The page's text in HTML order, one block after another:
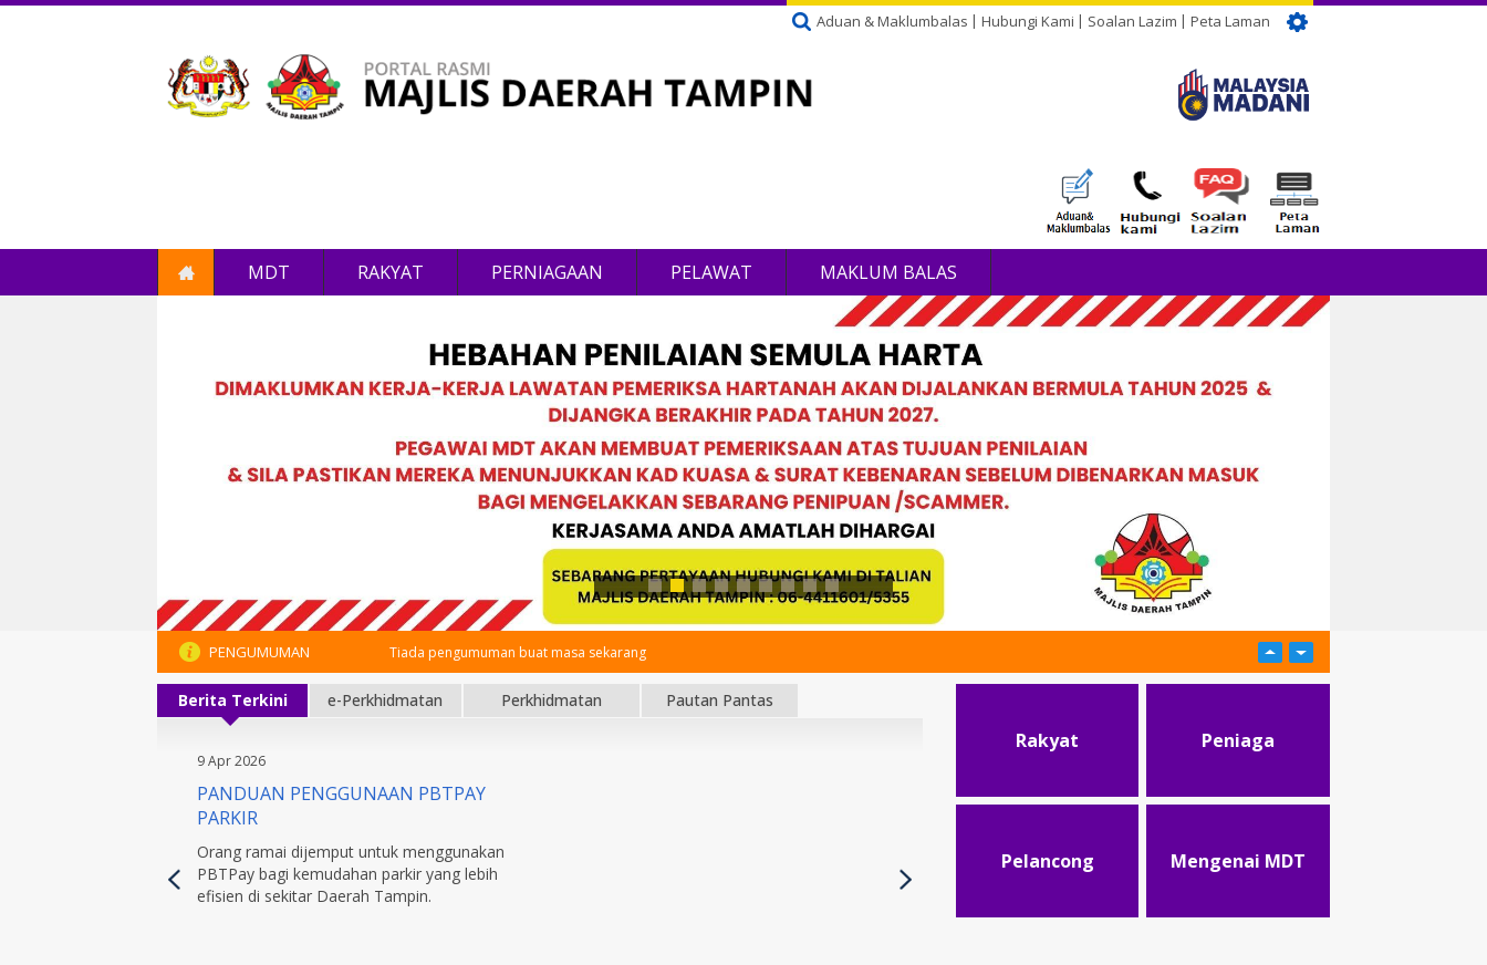
Aduan & Maklumbalas Hubungi Kami Soalan Lazim Peta Laman
MDT RAKYAT PERNIAGAAN PELAWAT MAKLUM BALAS
PENGUMUMAN Tiada pengumuman buat masa sekarang
Berita Terkini e-Perkhidmatan Perkhidmatan Pautan Pantas
9 Apr 2026
PANDUAN PENGGUNAAN PBTPAY
PARKIR
Orang ramai dijemput untuk menggunakan
PBTPay bagi kemudahan parkir yang lebih
efisien di sekitar Daerah Tampin.
Rakyat Peniaga
Pelancong Mengenai MDT